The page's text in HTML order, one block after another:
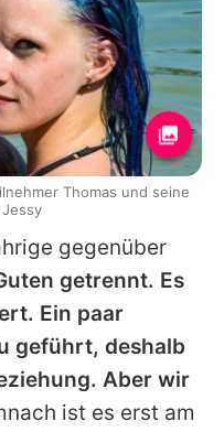
gegenüber
getrennt. Es
Ein paar
geführt, deshalb
Aber wir
ist es erst am
Thomas und seine